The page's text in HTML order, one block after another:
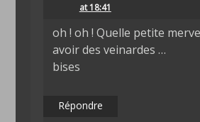
at 18:41
oh ! oh ! Quelle petite
avoir des veinardes …
bises
Répondre